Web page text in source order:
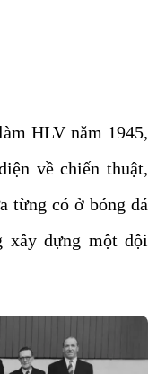
HLV năm 1945,
về chiến thuật,
từng có ở bóng đá
xây dựng một đội